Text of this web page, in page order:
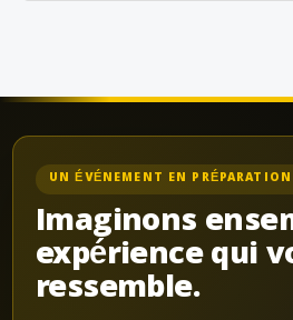
UN ÉVÉNEMENT EN
Imaginons
expérience qui
ressemble.